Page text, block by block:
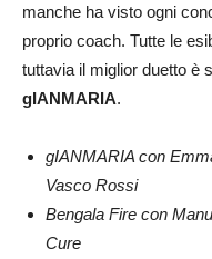
manche ha visto ogni
proprio coach. Tutte le
tuttavia il miglior duetto è
gIANMARIA.
gIANMARIA con
Vasco Rossi
Bengala Fire con
Cure